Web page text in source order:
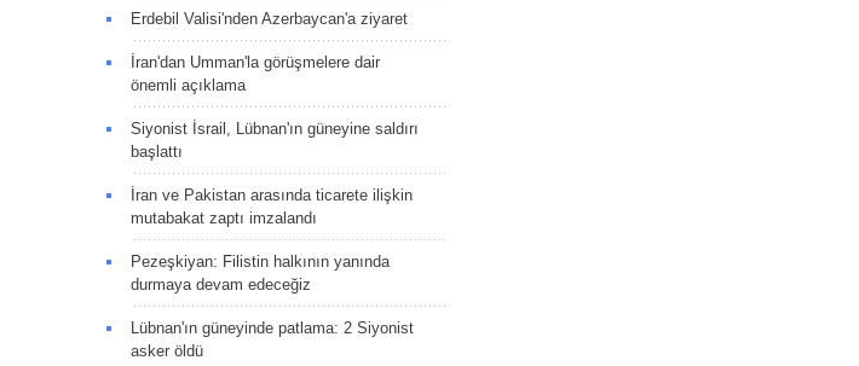
Erdebil Valisi'nden Azerbaycan'a ziyaret
İran'dan Umman'la görüşmelere dair
önemli açıklama
Siyonist İsrail, Lübnan'ın güneyine saldırı
başlattı
İran ve Pakistan arasında ticarete ilişkin
mutabakat zaptı imzalandı
Pezeşkiyan: Filistin halkının yanında
durmaya devam edeceğiz
Lübnan'ın güneyinde patlama: 2 Siyonist
asker öldü